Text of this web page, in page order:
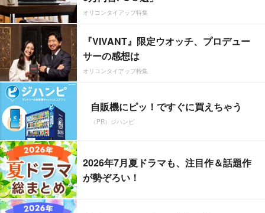
オリコンタイアップ特集
『VIVANT』限定ウオッチ、プロデュー
サーの感想は
オリコンタイアップ特集
自販機にピッ！ですぐに買えちゃう
（PR）ジハンピ
2026年7月夏ドラマも、注目作＆話題作
が勢ぞろい！